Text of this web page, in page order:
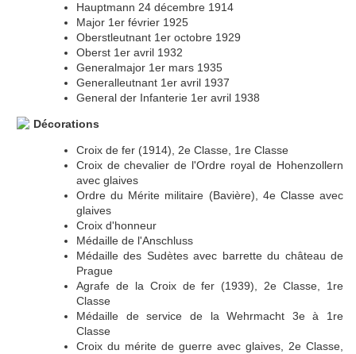
Hauptmann 24 décembre 1914
Major 1er février 1925
Oberstleutnant 1er octobre 1929
Oberst 1er avril 1932
Generalmajor 1er mars 1935
Generalleutnant 1er avril 1937
General der Infanterie 1er avril 1938
Décorations
Croix de fer (1914), 2e Classe, 1re Classe
Croix de chevalier de l'Ordre royal de Hohenzollern
avec glaives
Ordre du Mérite militaire (Bavière), 4e Classe avec
glaives
Croix d'honneur
Médaille de l'Anschluss
Médaille des Sudètes avec barrette du château de
Prague
Agrafe de la Croix de fer (1939), 2e Classe, 1re
Classe
Médaille de service de la Wehrmacht 3e à 1re
Classe
Croix du mérite de guerre avec glaives, 2e Classe,